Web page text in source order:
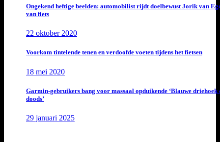
Ongekend heftige beelden: automobilist rijdt doelbewust Jorik van
van fiets
22 oktober 2020
Voorkom tintelende tenen en verdoofde voeten tijdens het fietsen
18 mei 2020
Garmin-gebruikers bang voor massaal opduikende ‘Blauwe driehoek
doods’
29 januari 2025